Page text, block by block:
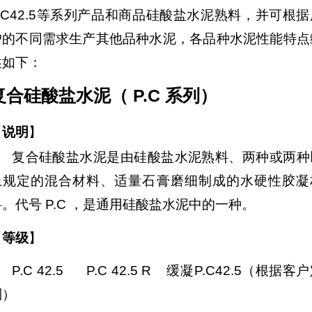
等系列产品和商品硅酸盐水泥熟料，并可根据
不同需求生产其他品种水泥，各品种水泥性能特点
下：
合硅酸盐水泥（ P.C 系列）
说明 】
复合硅酸盐水泥是由硅酸盐水泥熟料、两种或两种
规定的混合材料、适量石膏磨细制成的水硬性胶凝
代号 P.C ，是通用硅酸盐水泥中的一种。
等级】
P.C 42.5 P.C 42.5 R 缓凝P.C42.5（根据客户